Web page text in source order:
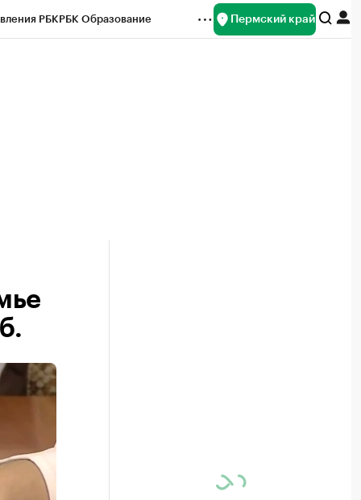
РБКРБК Образование Пермский край